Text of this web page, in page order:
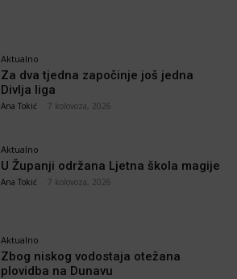
Aktualno
Za dva tjedna započinje još jedna
Divlja liga
Ana Tokić 7 kolovoza, 2026
Aktualno
U Županji održana Ljetna škola magije
Ana Tokić 7 kolovoza, 2026
Aktualno
Zbog niskog vodostaja otežana
plovidba na Dunavu